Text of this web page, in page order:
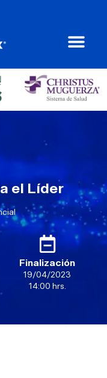
el Líder
Finalización
19/04/2023
14:00 hrs.